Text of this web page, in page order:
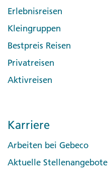
Erlebnisreisen
Kleingruppen
Bestpreis Reisen
Privatreisen
Aktivreisen
Karriere
Arbeiten bei Gebeco
Aktuelle Stellenangebote